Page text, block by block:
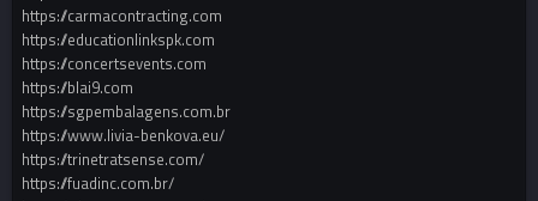
https://carmacontracting.com
https://educationlinkspk.com
https://concertsevents.com
https://blai9.com
https://sgpembalagens.com.br
https://www.livia-benkova.eu/
https://trinetratsense.com/
https://fuadinc.com.br/